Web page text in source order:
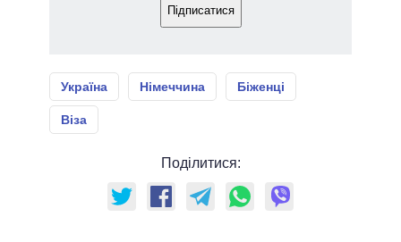
Підписатися
Україна Німеччина Біженці
Віза
Поділитися: